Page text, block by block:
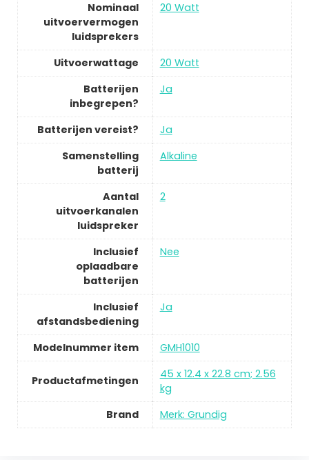
Nominaal
uitvoervermogen
luidsprekers
20 Watt
Uitvoerwattage
20 Watt
Batterijen
inbegrepen?
Ja
Batterijen vereist?
Ja
Samenstelling
batterij
Alkaline
Aantal
uitvoerkanalen
luidspreker
2
Inclusief
oplaadbare
batterijen
Nee
Inclusief
afstandsbediening
Ja
Modelnummer item GMH1010
Productafmetingen
45 x 12.4 x 22.8 cm; 2.56
kg
Brand
Merk: Grundig